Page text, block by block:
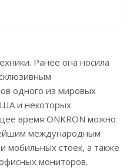
Ранее она носила
одного из мировых
и некоторых
время ONKRON можно
международным
мобильных стоек, а также
мониторов.